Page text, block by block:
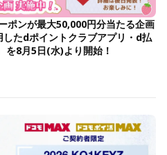
ポンが最大50,000円分当たる企画
たdポイントクラブアプリ・d払
を8月5日(水)より開始！